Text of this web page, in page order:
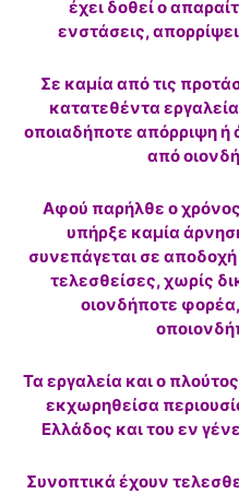
έχει δοθεί ο
ενστάσεις,
Σε καμία από τις
κατατεθέντα
οποιαδήποτε απόρριψη
από
Αφού παρήλθε ο
υπήρξε καμία
συνεπάγεται σε αποδοχή
τελεσθείσες, χωρίς
οιονδήποτε
Τα εργαλεία και ο
εκχωρηθείσα
Ελλάδος και του εν
Συνοπτικά έχουν